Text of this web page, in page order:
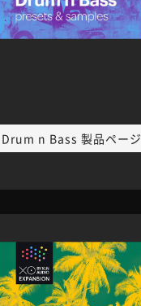
Drum n Bass 製品ページ